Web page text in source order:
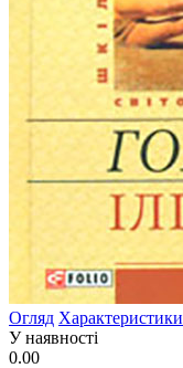
Огляд Характеристики
У наявності
0.00